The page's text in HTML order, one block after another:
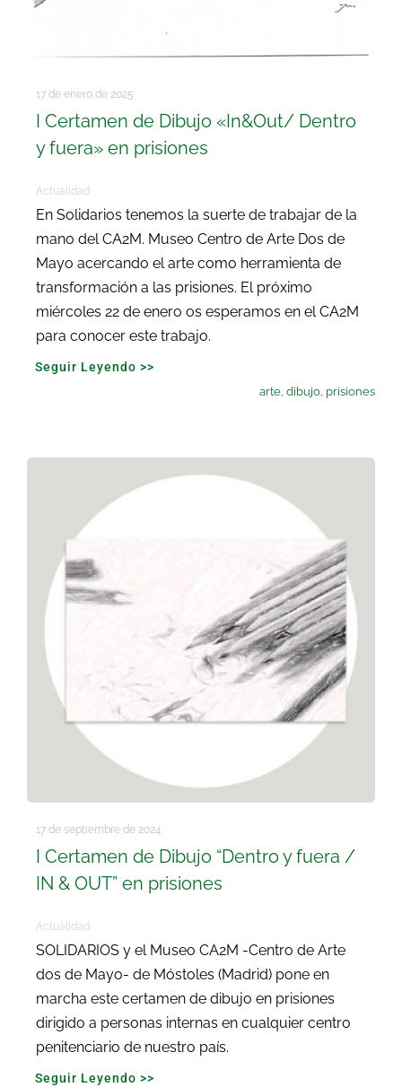
17 de enero de 2025
I Certamen de Dibujo «In&Out/ Dentro
y fuera» en prisiones
Actualidad
En Solidarios tenemos la suerte de trabajar de la
mano del CA2M. Museo Centro de Arte Dos de
Mayo acercando el arte como herramienta de
transformación a las prisiones. El próximo
miércoles 22 de enero os esperamos en el CA2M
para conocer este trabajo.
Seguir Leyendo >>
arte,dibujo, prisiones
17 de septiembre de 2024
I Certamen de Dibujo “Dentro y fuera /
IN & OUT” en prisiones
Actualidad
SOLIDARIOS y el Museo CA2M -Centro de Arte
dos de Mayo- de Móstoles (Madrid) pone en
marcha este certamen de dibujo en prisiones
dirigido a personas internas en cualquier centro
penitenciario de nuestro país.
Seguir Leyendo >>